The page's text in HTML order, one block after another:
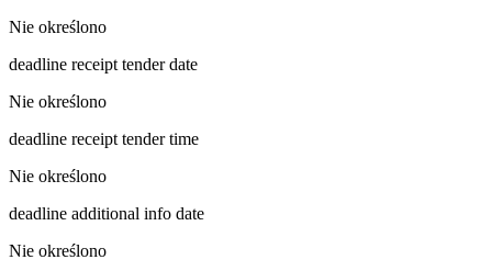
Nie określono
deadline receipt tender date
Nie określono
deadline receipt tender time
Nie określono
deadline additional info date
Nie określono